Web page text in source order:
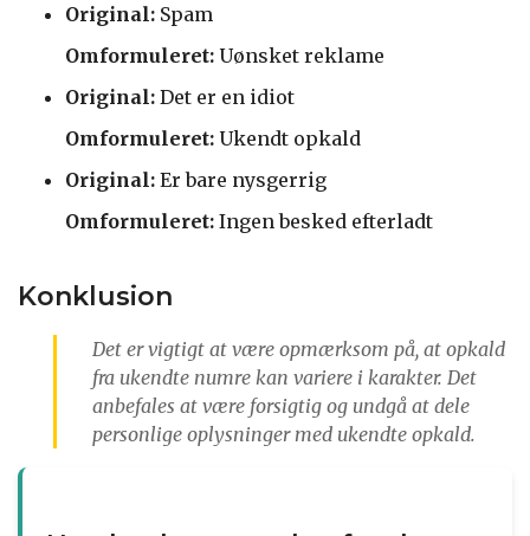
Original: Spam
Omformuleret: Uønsket reklame
Original: Det er en idiot
Omformuleret: Ukendt opkald
Original: Er bare nysgerrig
Omformuleret: Ingen besked efterladt
Konklusion
Det er vigtigt at være opmærksom på, at opkald
fra ukendte numre kan variere i karakter. Det
anbefales at være forsigtig og undgå at dele
personlige oplysninger med ukendte opkald.